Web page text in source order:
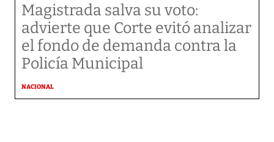
Magistrada salva su voto:
advierte que Corte evitó analizar
el fondo de demanda contra la
Policía Municipal
NACIONAL